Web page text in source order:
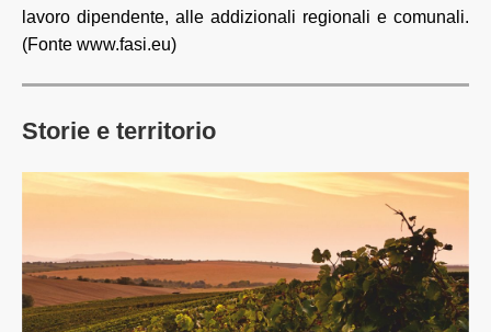
lavoro dipendente, alle addizionali regionali e comunali.
(Fonte www.fasi.eu)
Storie e territorio